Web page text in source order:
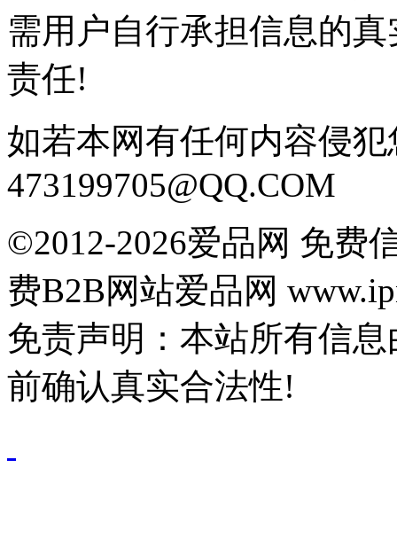
需用户自行承担信息的
责任!
如若本网有任何内容侵
473199705@QQ.COM
©2012-2026爱品网 免费
费B2B网站爱品网
免责声明：本站所有信
前确认真实合法性!